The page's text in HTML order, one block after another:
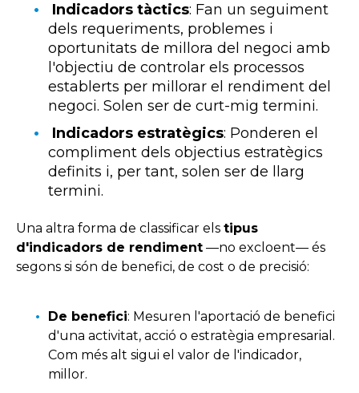
Indicadors tàctics: Fan un seguiment
dels requeriments, problemes i
oportunitats de millora del negoci amb
l'objectiu de controlar els processos
establerts per millorar el rendiment del
negoci. Solen ser de curt-mig termini.
Indicadors estratègics: Ponderen el
compliment dels objectius estratègics
definits i, per tant, solen ser de llarg
termini.
Una altra forma de classificar els tipus
d'indicadors de rendiment —no excloent— és
segons si són de benefici, de cost o de precisió:
De benefici: Mesuren l'aportació de benefici
d'una activitat, acció o estratègia empresarial.
Com més alt sigui el valor de l'indicador,
millor.